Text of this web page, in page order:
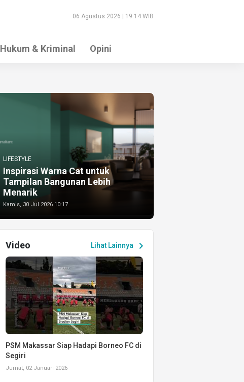
06 Agustus 2026 | 19:14 WIB
Hukum & Kriminal Opini
LIFESTYLE
Inspirasi Warna Cat untuk
Tampilan Bangunan Lebih
Menarik
Kamis, 30 Jul 2026 10:17
Lihat Lainnya chevron_right
Video
PSM Makassar Siap Hadapi Borneo FC di
Segiri
Jumat, 02 Januari 2026